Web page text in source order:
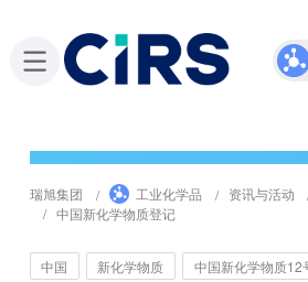
瑞旭集团 工业化学品 资讯与活动
中国新化学物质登记
中国 新化学物质 中国新化学物质12